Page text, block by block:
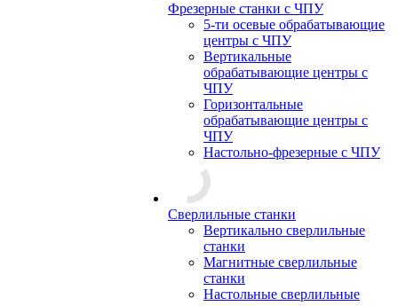
Фрезерные станки с ЧПУ
5-ти осевые обрабатывающие
центры с ЧПУ
Вертикальные
обрабатывающие центры с
ЧПУ
Горизонтальные
обрабатывающие центры с
ЧПУ
Настольно-фрезерные с ЧПУ
Сверлильные станки
Вертикально сверлильные
станки
Магнитные сверлильные
станки
Настольные сверлильные